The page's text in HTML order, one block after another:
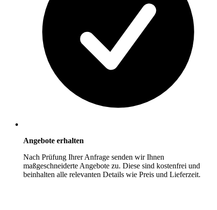
Angebote erhalten
Nach Prüfung Ihrer Anfrage senden wir Ihnen
maßgeschneiderte Angebote zu. Diese sind kostenfrei und
beinhalten alle relevanten Details wie Preis und Lieferzeit.